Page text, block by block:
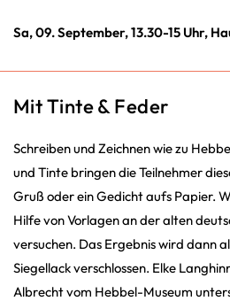
Sa, 09. September, 13.30-15 Uhr,
Mit Tinte & Feder
Schreiben und Zeichnen wie zu
und Tinte bringen die Teilnehmer
Gruß oder ein Gedicht aufs Papier.
Hilfe von Vorlagen an der alten
versuchen. Das Ergebnis wird dann
Siegellack verschlossen. Elke
Albrecht vom Hebbel-Museum